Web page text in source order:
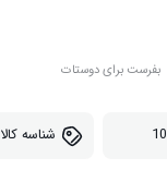
بفرست برای دوستات
شناسه کالا